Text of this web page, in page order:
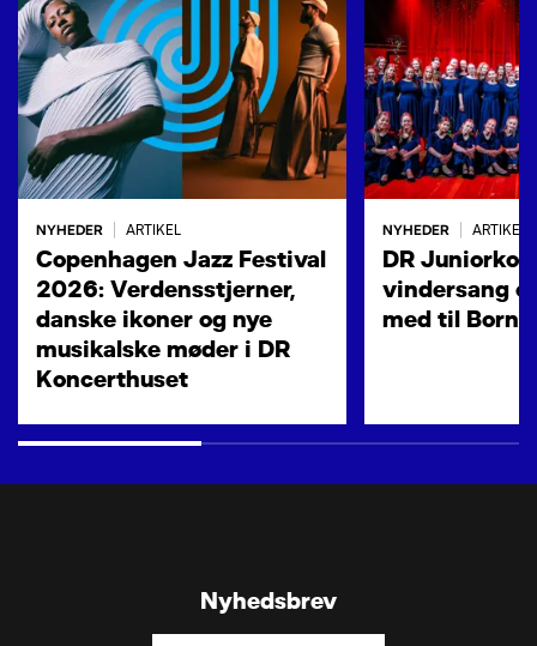
NYHEDER ARTIKEL
Copenhagen Jazz Festival
2026: Verdensstjerner,
danske ikoner og nye
musikalske møder i DR
Koncerthuset
NYHEDER ARTIKEL
DR
vindersang
med til
Nyhedsbrev